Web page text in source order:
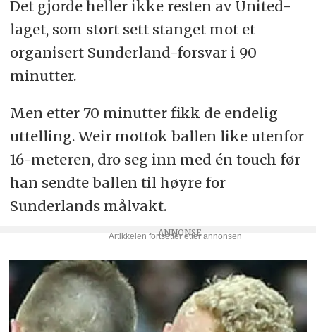
Det gjorde heller ikke resten av United-
laget, som stort sett stanget mot et
organisert Sunderland-forsvar i 90
minutter.
Men etter 70 minutter fikk de endelig
uttelling. Weir mottok ballen like utenfor
16-meteren, dro seg inn med én touch før
han sendte ballen til høyre for
Sunderlands målvakt.